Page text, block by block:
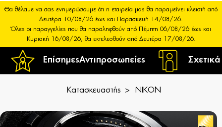
ΕπίσημεςΑντιπροσωπείες
Θα θέλαμε να σας ενημερώσουμε ότι η εταιρεία μας θα παραμείνει κλειστή από
Δευτέρα 10/08/26 έως και Παρασκευή 14/08/26.
Όλες οι παραγγελίες που θα παραληφθούν από Πέμπτη 06/08/26 έως και
Κυριακή 16/08/26, θα εκτελεσθούν από Δευτέρα 17/08/26.
Κατασκευαστής NIKON